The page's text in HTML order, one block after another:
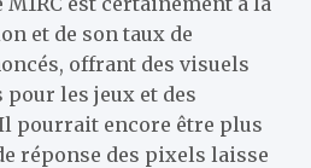
et de son taux de
offrant des visuels
les jeux et des
pourrait encore être plus
réponse des pixels laisse